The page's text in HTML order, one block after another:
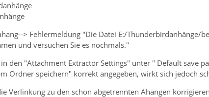
> Fehlermeldung "Die Datei E:/Thunderbirdanhänge/
und versuchen Sie es nochmals."
den "Attachment Extractor Settings" unter " Default save
Ordner speichern" korrekt angegeben, wirkt sich jedoch
Verlinkung zu den schon abgetrennten Ahängen